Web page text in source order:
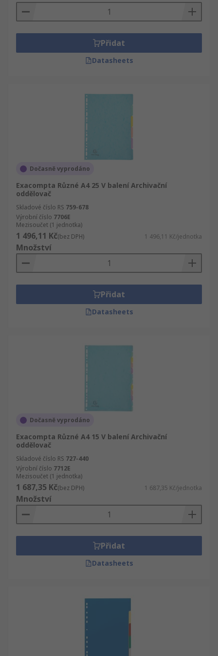
Přidat
Datasheets
Dočasně vyprodáno
Exacompta Různé A4 25 V balení Archivační
oddělovač
Skladové číslo RS 759-678
Výrobní číslo 7706E
Mezisoučet (1 jednotka)
1 496,11 Kč(bez DPH) 1 496,11 Kč/jednotka
Množství
Přidat
Datasheets
Dočasně vyprodáno
Exacompta Různé A4 15 V balení Archivační
oddělovač
Skladové číslo RS 727-440
Výrobní číslo 7712E
Mezisoučet (1 jednotka)
1 687,35 Kč(bez DPH) 1 687,35 Kč/jednotka
Množství
Přidat
Datasheets